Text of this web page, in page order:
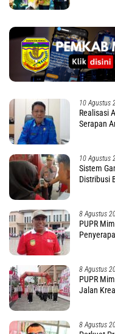
10 Agustus
Realisasi
Serapan
10 Agustus
Sistem
Distribusi
8 Agustus
PUPR
8 Agustus
PUPR
Jalan
8 Agustus